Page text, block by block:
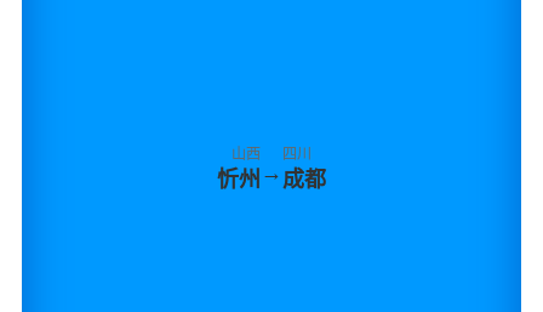
山西
忻州 →
四川
成都